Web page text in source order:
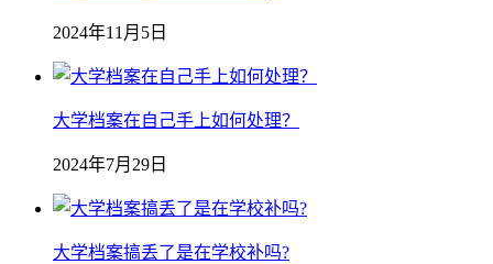
2024年11月5日
大学档案在自己手上如何处理？
2024年7月29日
大学档案搞丢了是在学校补吗?